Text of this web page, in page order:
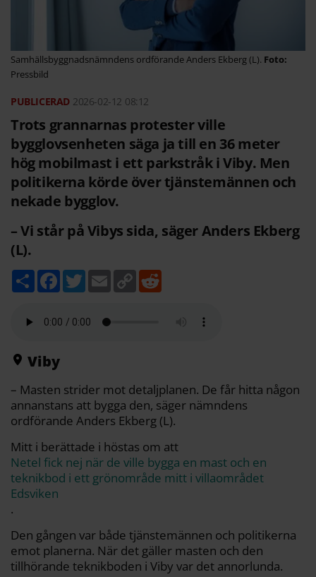
Samhällsbyggnadsnämndens ordförande Anders Ekberg (L).
Pressbild
2026-02-12 08:12
Trots grannarnas protester ville
bygglovsenheten säga ja till en 36 meter
hög mobilmast i ett parkstråk i Viby. Men
politikerna körde över tjänstemännen och
nekade bygglov.
– Vi står på Vibys sida, säger Anders Ekberg
(L).
D
e
F
c
b
T
w
t
E
m
a
C
o
p
Viby
– Masten strider mot detaljplanen. De får hitta någon
annanstans att bygga den, säger nämndens
ordförande Anders Ekberg (L).
Mitt i berättade i höstas om att
Netel fick nej när de ville bygga en mast och en
teknikbod i ett grönområde mitt i villaområdet
Edsviken
.
Den gången var både tjänstemännen och politikerna
emot planerna. När det gäller masten och den
tillhörande teknikboden i Viby var det annorlunda.